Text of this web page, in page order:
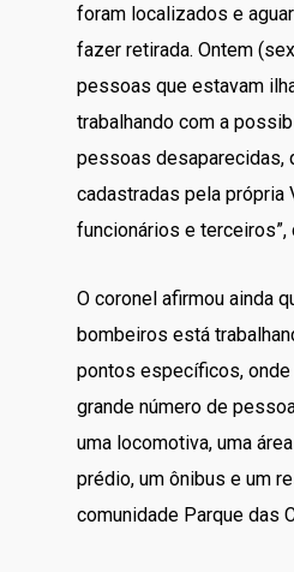
foram localizados e
fazer retirada. Ontem
pessoas que estavam
trabalhando com a
pessoas desaparecidas,
cadastradas pela própria
funcionários e
O coronel afirmou ainda
bombeiros está
pontos específicos,
grande número de
uma locomotiva, uma
prédio, um ônibus e um
comunidade Parque das